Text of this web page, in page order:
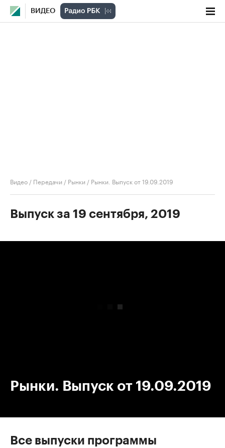
ВИДЕО
Видео / Передачи / Рынки / Рынки. Выпуск от 19.09.2019
Выпуск за 19 сентября, 2019
Рынки. Выпуск от 19.09.2019
Все выпуски программы